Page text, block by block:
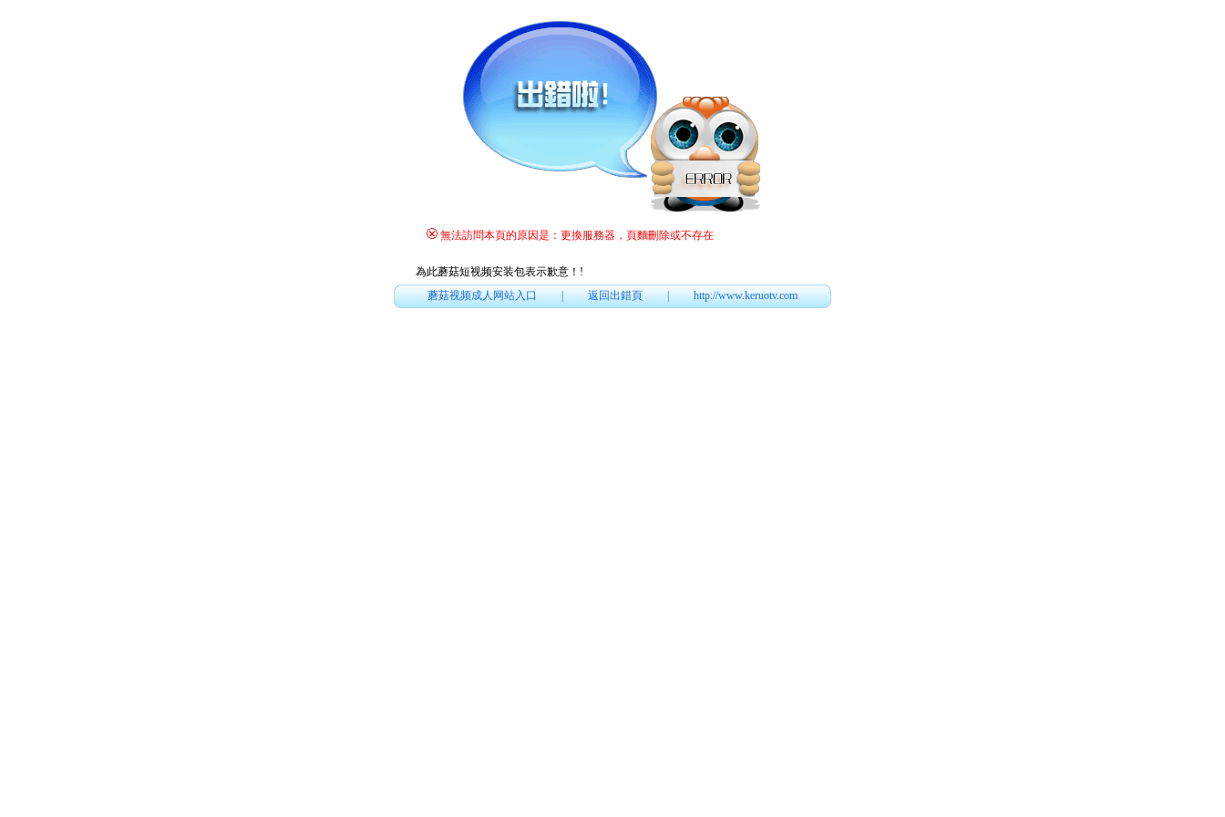
無法訪問本頁的原因是：更換服務器，頁麵刪除或不存在
為此蘑菇短视频安装包表示歉意！ !
蘑菇视频成人网站入口|返回出錯頁|http://www.keruotv.com